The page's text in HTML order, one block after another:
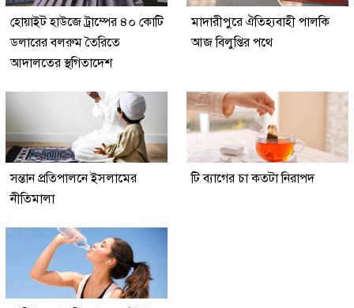
হোয়াইট হাউজে ট্রাম্পের ৪০ কোটি
ডলারের বলরুম তৈরিতে
আদালতের স্থগিতাদেশ
মাদারীপুরে ঐতিহ্যবাহী পালকি
আজ বিলুপ্তির পথে
সন্তান প্রতিপালনে ইসলামের
নীতিমালা
টি ব্যাগের চা কতটা নিরাপদ